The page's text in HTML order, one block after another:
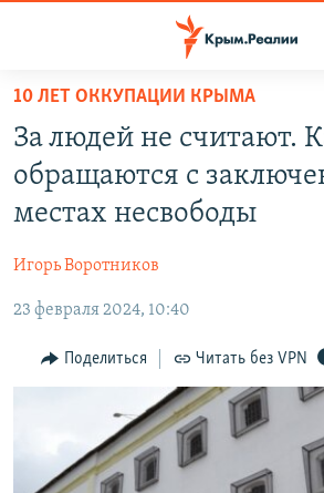
Вернуться
основному
содержанию
Вернутся
главной
навигации
Вернутся
поиску
СПЕЦПРОЕКТЫ
11 ЛЕТ ОККУПАЦИИ КРЫМА. 11 ИСТОРИЙ
ВОДА
ЕЩЕ
ИНТЕРАКТИВ
ИНФОГРАФИКА
ТЕЛЕПРОЕКТ КРЫМ.РЕАЛИИ
СОВЕТЫ ПРАВОЗАЩИТНИКОВ
ПРОПАВШИЕ БЕЗ ВЕСТИ
РАДІО СВОБОДА
КАК ОБОЙТИ БЛОКИРОВКУ
Українською
Qırımtatar
10 ЛЕТ ОККУПАЦИИ КРЫМА
За людей не считают.
обращаются с
местах несвободы
Игорь Воротников
23 февраля 2024, 10:40
Поделиться Читать без VPN